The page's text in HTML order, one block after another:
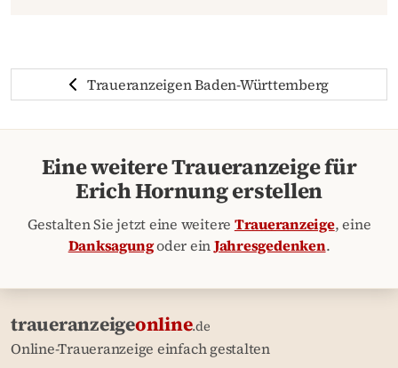
Traueranzeigen Baden-Württemberg
Eine weitere Traueranzeige für
Erich Hornung erstellen
Gestalten Sie jetzt eine weitere Traueranzeige, eine
Danksagungoder einJahresgedenken.
traueranzeigeonline.de
Online-Traueranzeige einfach gestalten